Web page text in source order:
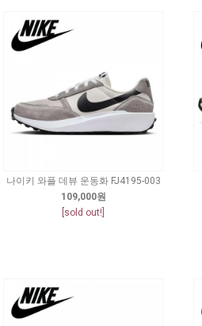
나이키 와플 데뷰 운동화 FJ4195-003
109,000원
[sold out!]